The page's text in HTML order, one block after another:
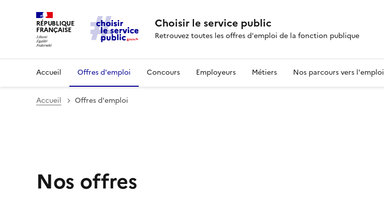
RÉPUBLIQUE
FRANÇAISE Choisir le service public
Retrouvez toutes les offres d'emploi de la fonction publique
Accueil Offres d'emploi Concours Employeurs Métiers Nos parcours vers l'emploi
Accueil Offres d'emploi
Nos offres